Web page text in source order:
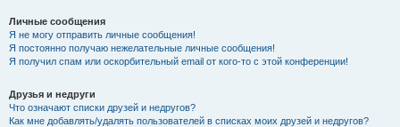
Личные сообщения
Я не могу отправить личные сообщения!
Я постоянно получаю нежелательные личные сообщения!
Я получил спам или оскорбительный email от кого-то с этой конференции!
Друзья и недруги
Что означают списки друзей и недругов?
Как мне добавлять/удалять пользователей в списках моих друзей и недругов?